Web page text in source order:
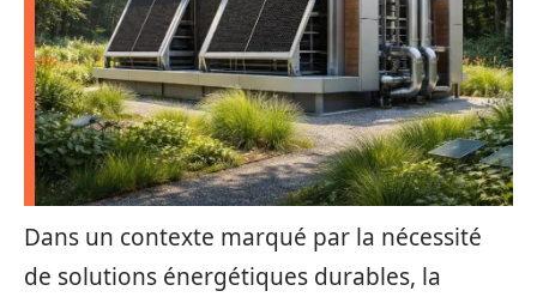
Dans un contexte marqué par la nécessité
de solutions énergétiques durables, la